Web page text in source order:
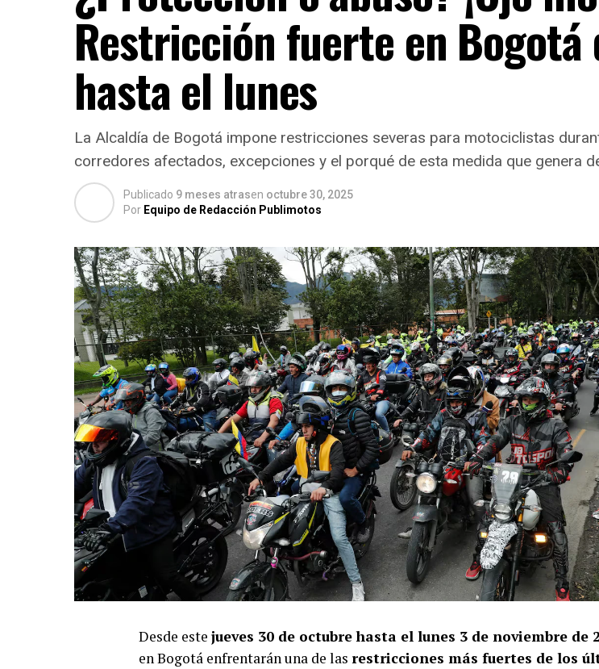
Restricción fuerte en Bogotá
hasta el lunes
La Alcaldía de Bogotá impone restricciones severas para motociclistas
corredores afectados, excepciones y el porqué de esta medida que genera
Publicado 9 meses atrasen octubre 30, 2025
Por Equipo de Redacción Publimotos
Desde este jueves 30 de octubre hasta el lunes 3 de noviembre de
en Bogotá enfrentarán una de las restricciones más fuertes de los